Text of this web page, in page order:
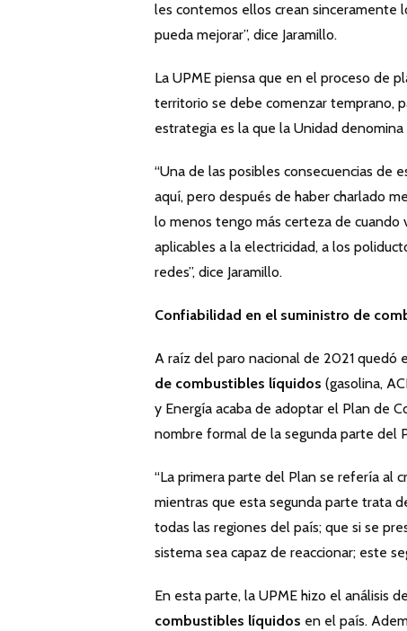
les contemos ellos crean sinceramente
pueda mejorar”, dice Jaramillo.
La UPME piensa que en el proceso de
territorio se debe comenzar temprano,
estrategia es la que la Unidad
“Una de las posibles consecuencias de
aquí, pero después de haber charlado
lo menos tengo más certeza de cuando
aplicables a la electricidad, a los
redes”, dice Jaramillo.
Confiabilidad en el suministro de
A raíz del paro nacional de 2021 quedó
de combustibles líquidos (gasolina,
y Energía acaba de adoptar el Plan de
nombre formal de la segunda parte del
“La primera parte del Plan se refería al
mientras que esta segunda parte trata
todas las regiones del país; que si se
sistema sea capaz de reaccionar; este
En esta parte, la UPME hizo el análisis
combustibles líquidos en el país.